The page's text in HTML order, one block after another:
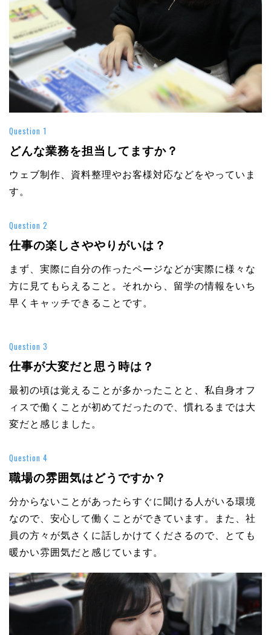
Question 1
どんな業務を担当してますか？
ウェブ制作、資料整理やお客様対応などをやっていま
す。
Question 2
仕事の楽しさややりがいは？
まず、実際に自分の作ったページなどが実際に様々な
方に見てもらえること。それから、留学の情報をいち
早くキャッチできることです。
Question 3
仕事が大変だと思う時は？
最初の頃は覚えることが多かったことと、私自身オフ
ィスで働くことが初めてだったので、慣れるまでは大
変だと感じました。
Question 4
職場の雰囲気はどうですか？
分からないことがあったらすぐに聞ける人がいる環境
なので、安心して働くことができています。また、社
員の方々が気さくに話しかけてくださるので、とても
暖かい雰囲気だと感じています。